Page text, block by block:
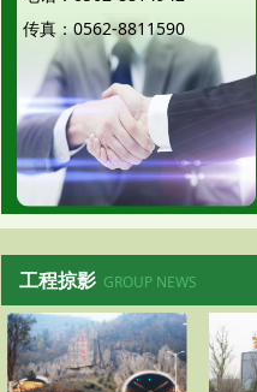
传真：0562-8811590
工程掠影 GROUP NEWS